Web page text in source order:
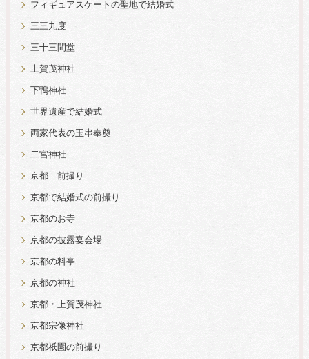
フィギュアスケートの聖地で結婚式
三三九度
三十三間堂
上賀茂神社
下鴨神社
世界遺産で結婚式
両家代表の玉串奉奠
二宮神社
京都 前撮り
京都で結婚式の前撮り
京都のお寺
京都の披露宴会場
京都の料亭
京都の神社
京都・上賀茂神社
京都宗像神社
京都祇園の前撮り